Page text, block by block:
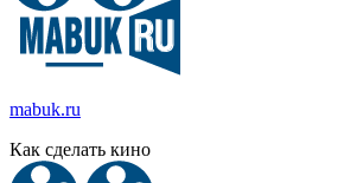
mabuk.ru
Как сделать кино